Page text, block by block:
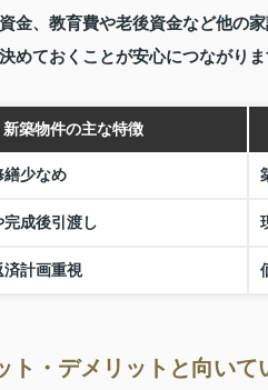
金、教育費や老後資金など他の
めておくことが安心につながりま
新築物件の主な特徴
繕少なめ
成後引渡し
済計画重視
ト・デメリットと向いて